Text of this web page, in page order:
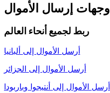
وجهات إرسال الأموال
ربط لجميع أنحاء العالم
أرسل الأموال إلى ألبانيا
أرسل الأموال إلى الجزائر
أرسل الأموال إلى أنتيجوا وباربودا